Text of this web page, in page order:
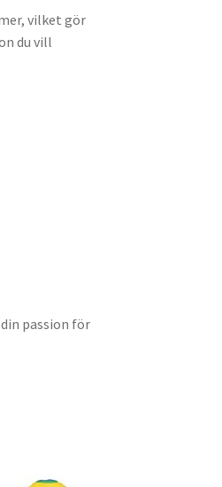
vilket gör
du vill
passion för